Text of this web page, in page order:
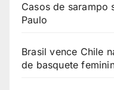
Casos de sarampo
Paulo
Brasil vence Chile
de basquete